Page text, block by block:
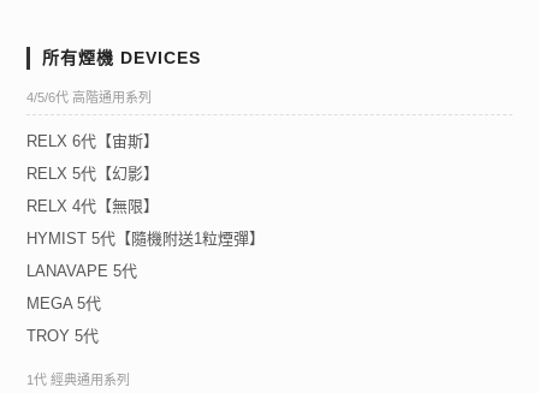
所有煙機 DEVICES
4/5/6代 高階通用系列
RELX 6代【宙斯】
RELX 5代【幻影】
RELX 4代【無限】
HYMIST 5代【隨機附送1粒煙彈】
LANAVAPE 5代
MEGA 5代
TROY 5代
1代 經典通用系列